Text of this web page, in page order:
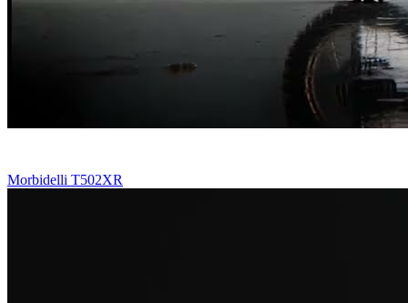
Morbidelli T502XR